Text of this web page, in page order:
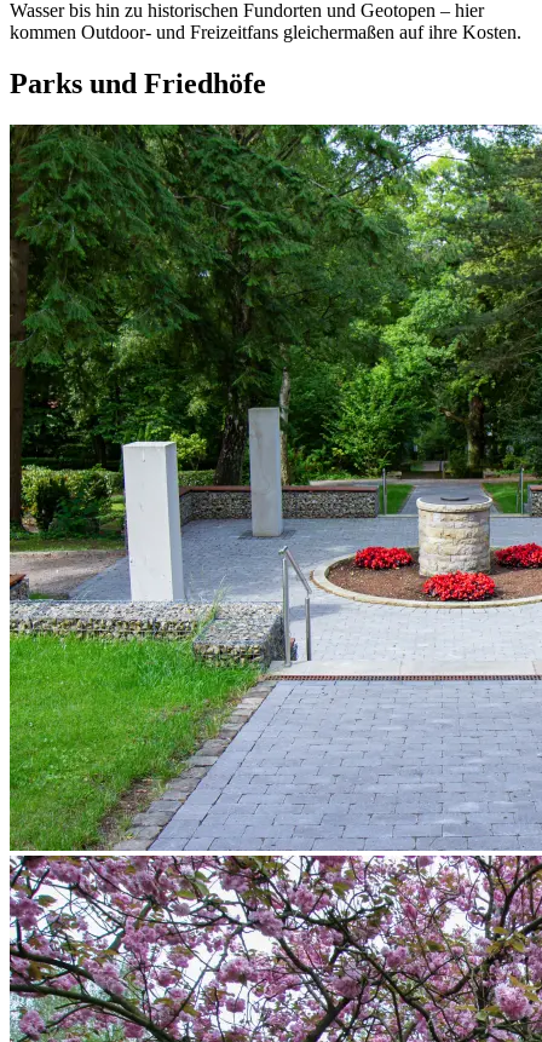
Wasser bis hin zu historischen Fundorten und Geotopen – hier
kommen Outdoor- und Freizeitfans gleichermaßen auf ihre Kosten.
Parks und Friedhöfe